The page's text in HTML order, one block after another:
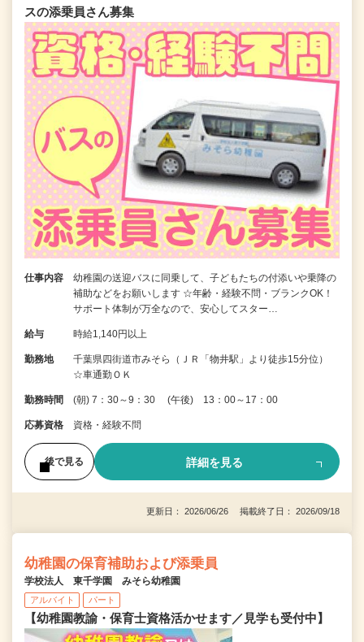
スの添乗員さん募集
仕事内容
幼稚園の送迎バスに同乗して、子どもたちの付添いや乗降の
補助などをお願いします ☆年齢・経験不問・ブランクOK！
サポート体制が万全なので、安心してスター…
給与 時給1,140円以上
勤務地
千葉県四街道市みそら（ＪＲ「物井駅」より徒歩15分位）
☆車通勤ＯＫ
勤務時間 (朝) 7：30～9：30 (午後) 13：00～17：00
応募資格 資格・経験不問
後で見る 詳細を見る
更新日： 2026/06/26 掲載終了日： 2026/09/18
幼稚園の保育補助および添乗員
学校法人 東千学園 みそら幼稚園
アルバイト パート
【幼稚園教諭・保育士資格活かせます／見学も受付中】